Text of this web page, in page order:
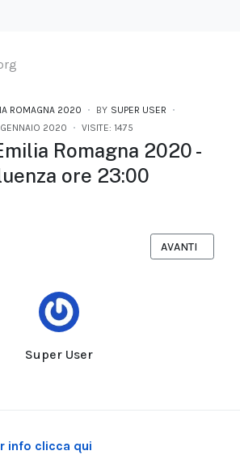
ROMAGNA 2020 BY SUPER USER
2020
VISITE: 1475
Romagna 2020 -
ore 23:00
Super User
EMILIA ROMAGNA 2020 - EXIT POLL -
ARTICOLO
AVANTI
info clicca qui